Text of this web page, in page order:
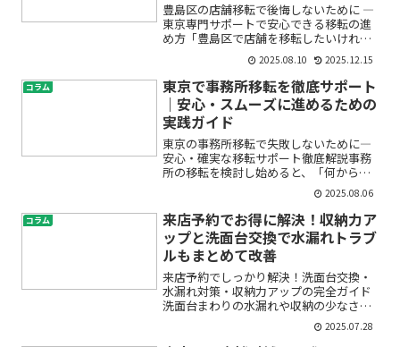
豊島区の店舗移転で後悔しないために ―
東京専門サポートで安心できる移転の進
め方「豊島区で店舗を移転したいけれ
ど、何から始めればいいのか分からな
い」「東京エリアの業者は多すぎて、ど
こに相談すれば安全なの？」――店舗経営者
や個人事業主の方から...
2025.08.10 2025.12.15
コラム
東京で事務所移転を徹底サポート
｜安心・スムーズに進めるための
実践ガイド
東京の事務所移転で失敗しないために―
安心・確実な移転サポート徹底解説事務
所の移転を検討し始めると、「何から手
を付ければいいの？」「手続きや準備が
多くて不安」「業者選びや費用が心配」
など、次々と分からないことや不安が湧
いてきますよね。東京のよ...
2025.08.06
コラム
来店予約でお得に解決！収納力ア
ップと洗面台交換で水漏れトラブ
ルもまとめて改善
来店予約でしっかり解決！洗面台交換・
水漏れ対策・収納力アップの完全ガイド
洗面台まわりの水漏れや収納の少なさ、
古くなった設備への不安…。こんなお悩
みを抱えてはいませんか？「自分で対処
2025.07.28